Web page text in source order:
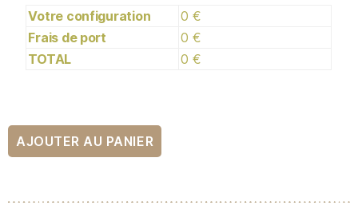
Votre configuration
0 €
Frais de port
0 €
TOTAL
0 €
AJOUTER AU PANIER